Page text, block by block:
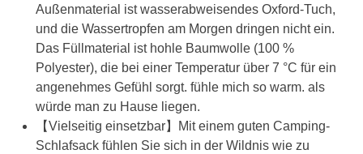
Außenmaterial ist wasserabweisendes Oxford-Tuch,
und die Wassertropfen am Morgen dringen nicht ein.
Das Füllmaterial ist hohle Baumwolle (100 %
Polyester), die bei einer Temperatur über 7 °C für ein
angenehmes Gefühl sorgt. fühle mich so warm. als
würde man zu Hause liegen.
【Vielseitig einsetzbar】Mit einem guten Camping-
Schlafsack fühlen Sie sich in der Wildnis wie zu